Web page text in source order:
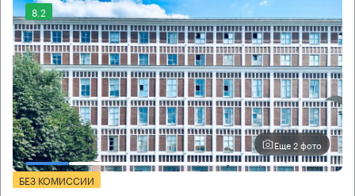
8.2
Еще 2 фото
БЕЗ КОМИССИИ